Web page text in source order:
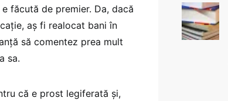
făcută de premier. Da, dacă
aș fi realocat bani în
să comentez prea mult
sa.
că e prost legiferată și,